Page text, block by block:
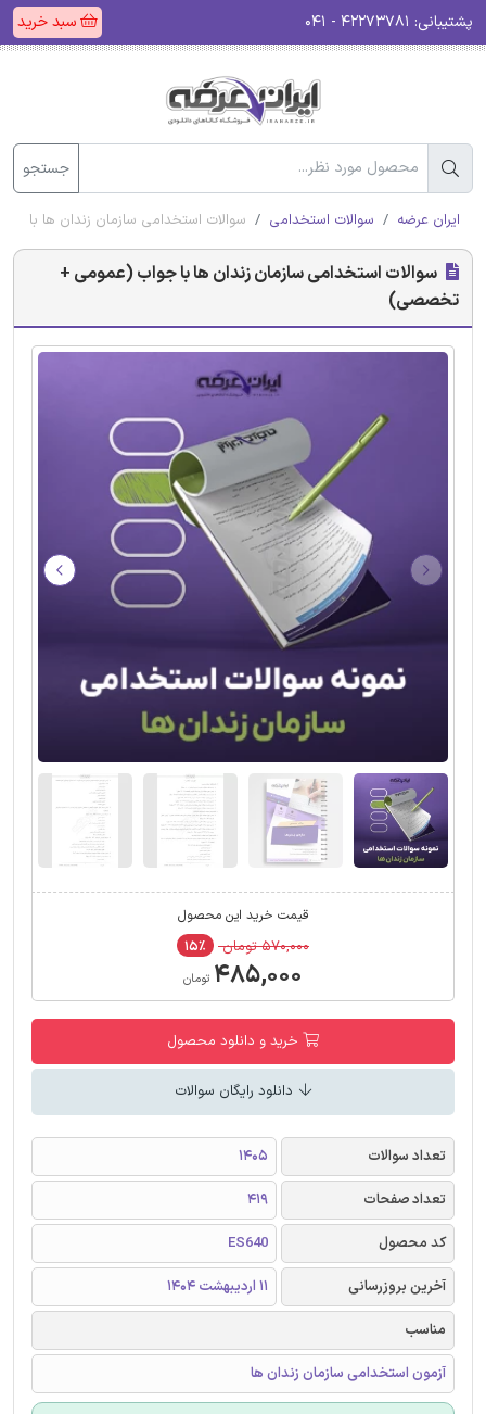
پشتیبانی: سبد خرید
جستجو
ایران عرضه سوالات استخدامی سوالات استخدامی سازمان زندان ها
سوالات استخدامی سازمان زندان ها با جواب (عمومی +
تخصصی)
قیمت خرید این محصول
۵۷۰,۰۰۰ تومان ۱۵٪
۴۸۵,۰۰۰ تومان
خرید و دانلود محصول
دانلود رایگان سوالات
تعداد سوالات
1405
تعداد صفحات
419
کد محصول
ES640
آخرین بروزرسانی
11 اردیبهشت 1404
مناسب
آزمون استخدامی سازمان زندان ها